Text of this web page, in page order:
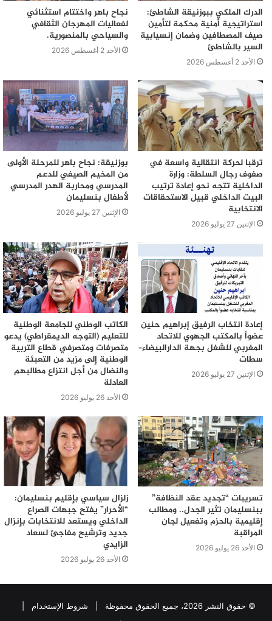
الدرك الملكي ببوزنيقة الشاطئ:
استراتيجية أمنية محكمة لتأمين
صيف المصطافين وضمان إنسيابية
السير بالشاطئ
الأحد 2 أغسطس 2026
نجاح باهر واختتام استثنائي
لفعاليات المهرجان الثقافي
والسياحي بالمنصورية.
الأحد 2 أغسطس 2026
ترقبا لحركة انتقالية واسعة في
صفوف رجال السلطة: وزارة
الداخلية تتجه نحو إعادة ترتيب
البيت الداخلي قبيل الاستحقاقات
الانتخابية
الإثنين 27 يوليو 2026
بوزنيقة: نجاح باهر للمرحلة الأولى
من المخيم الصيفي للدعم
المدرسي ومحاربة الهدر المدرسي
لأطفال بنسليمان
الإثنين 27 يوليو 2026
إعادة انتخاب الرفيق إبراهيم حنين
عضواً بالمكتب الجهوي للاتحاد
المغربي للشغل بجهة الدارالبيضاء–
سطات
الإثنين 27 يوليو 2026
الكاتب الوطني للجامعة الوطنية
للتعليم (التوجه الديمقراطي) يدعو
متصرفات ومتصرفي قطاع التربية
الوطنية إلى مزيد من التعبئة
والنضال من أجل انتزاع مطالبهم
العادلة
الأحد 26 يوليو 2026
تسريبات “تجديد عقد النظافة”
ببنسليمان تثير الجدل.. ومطالب
إقليمية بالحزم وتفعيل لجان
المراقبة
الأحد 26 يوليو 2026
زلزال سياسي بإقليم بنسليمان:
“الأحرار” يفتح جبهات الصراع
الداخلي ويستعد للانتخابات بإنزال
جديد وترشيح مفاجئ لسعاد
الزايدي
الأحد 26 يوليو 2026
© حقوق النشر 2026، جميع الحقوق محفوظة | شروط الإستخدام